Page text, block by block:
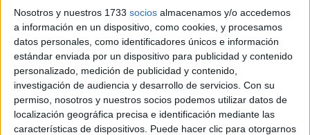
Nosotros y nuestros 1733 socios almacenamos y/o accedemos
a información en un dispositivo, como cookies, y procesamos
datos personales, como identificadores únicos e información
estándar enviada por un dispositivo para publicidad y contenido
personalizado, medición de publicidad y contenido,
investigación de audiencia y desarrollo de servicios. Con su
permiso, nosotros y nuestros socios podemos utilizar datos de
localización geográfica precisa e identificación mediante las
características de dispositivos. Puede hacer clic para otorgarnos